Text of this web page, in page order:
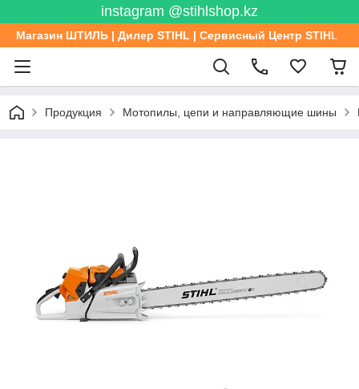
instagram @stihlshop.kz
Магазин ШТИЛЬ | Дилер STIHL | Сервисный Центр STIHL
Продукция Мотопилы, цепи и направляющие шины